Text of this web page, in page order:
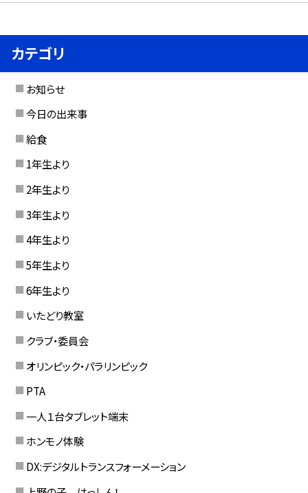
カテゴリ
お知らせ
今日の出来事
給食
1年生より
2年生より
3年生より
4年生より
5年生より
6年生より
いたどり教室
クラブ・委員会
オリンピック・パラリンピック
PTA
一人１台タブレット端末
ホンモノ体験
DX:デジタルトランスフォーメーション